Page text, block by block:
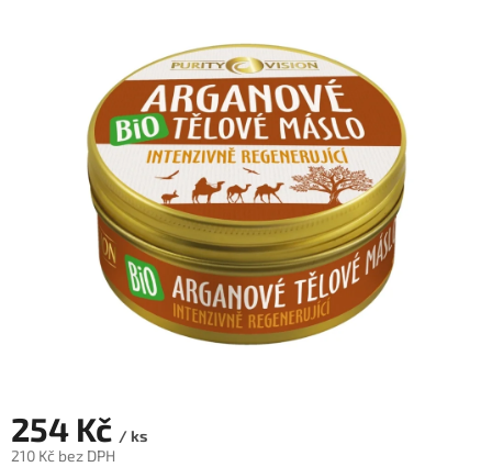
254 Kč / ks
210 Kč bez DPH